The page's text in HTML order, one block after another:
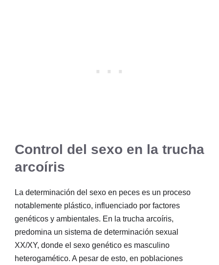
Control del sexo en la trucha
arcoíris
La determinación del sexo en peces es un proceso
notablemente plástico, influenciado por factores
genéticos y ambientales. En la trucha arcoíris,
predomina un sistema de determinación sexual
XX/XY, donde el sexo genético es masculino
heterogamético. A pesar de esto, en poblaciones